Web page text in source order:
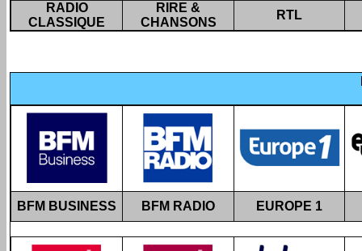
RADIO
CLASSIQUE
RIRE &
CHANSONS
RTL
BFM BUSINESS BFM RADIO EUROPE 1